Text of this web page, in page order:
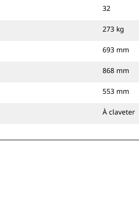
32
273 kg
693 mm
868 mm
553 mm
À claveter